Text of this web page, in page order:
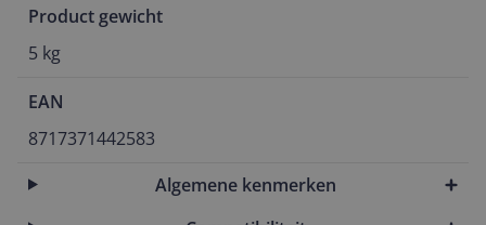
Product gewicht
5 kg
EAN
8717371442583
Algemene kenmerken